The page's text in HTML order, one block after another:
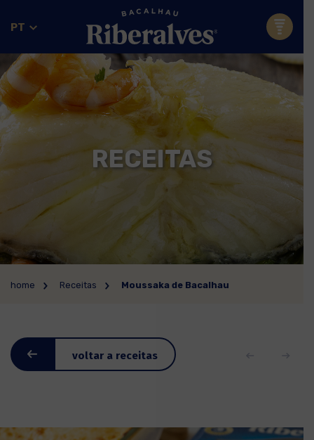
PT
RECEITAS
home Receitas Moussaka de Bacalhau
voltar a receitas